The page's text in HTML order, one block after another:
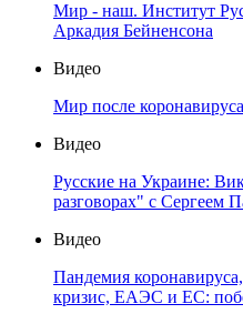
Мир - наш. Институт
Аркадия Бейненсона
Видео
Мир после
Видео
Русские на Украине:
разговорах" с Сергеем
Видео
Пандемия
кризис, ЕАЭС и ЕС: